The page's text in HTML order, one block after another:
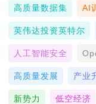
高质量数据集 AI
英伟达投资英特尔
人工智能安全
高质量发展 产业
新势力 低空经济